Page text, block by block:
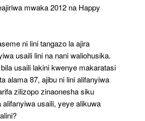
mwaka 2012 na Happy
ni lini tangazo la ajira
usaili lini na nani waliohusika.
usaili lakini kwenye makaratasi
alama 87, ajibu ni lini alifanyiwa
zilizopo zinaonesha siku
usaili, yeye alikuwa